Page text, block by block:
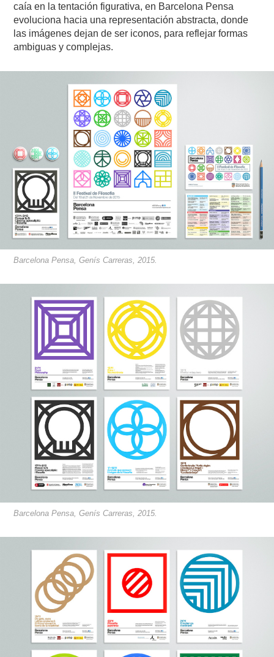
caía en la tentación figurativa, en Barcelona Pensa
evoluciona hacia una representación abstracta, donde
las imágenes dejan de ser iconos, para reflejar formas
ambiguas y complejas.
Barcelona Pensa, Genís Carreras, 2015.
Barcelona Pensa, Genís Carreras, 2015.